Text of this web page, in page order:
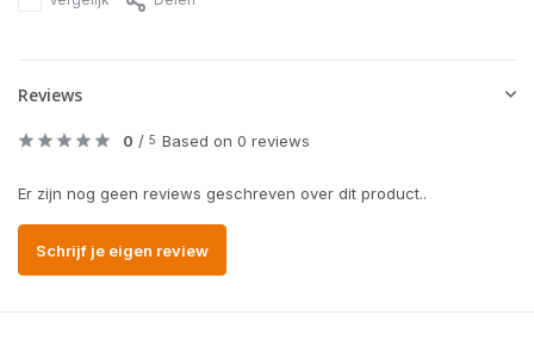
Reviews
0 / 5 Based on 0 reviews
Er zijn nog geen reviews geschreven over dit product..
Schrijf je eigen review